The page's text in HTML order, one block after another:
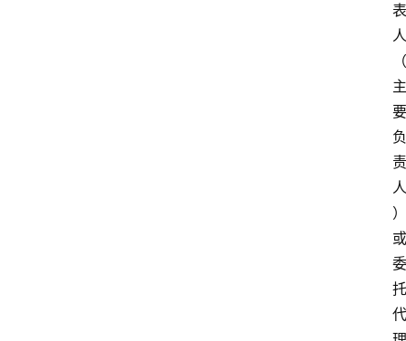
表
人
（
主
要
负
责
人
）
或
委
托
代